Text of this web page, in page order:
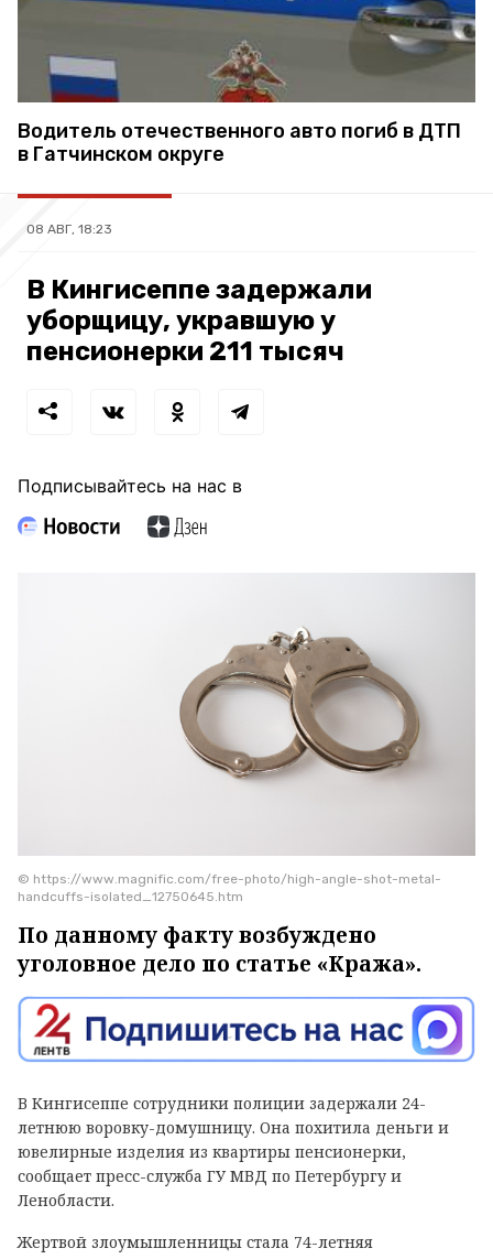
Водитель отечественного авто погиб в ДТП
в Гатчинском округе
08 АВГ, 18:23
В Кингисеппе задержали
уборщицу, укравшую у
пенсионерки 211 тысяч
Подписывайтесь на нас в
© https://www.magnific.com/free-photo/high-angle-shot-metal-
handcuffs-isolated_12750645.htm
По данному факту возбуждено
уголовное дело по статье «Кража».
В Кингисеппе сотрудники полиции задержали 24-
летнюю воровку-домушницу. Она похитила деньги и
ювелирные изделия из квартиры пенсионерки,
сообщает пресс-служба ГУ МВД по Петербургу и
Ленобласти.
Жертвой злоумышленницы стала 74-летняя